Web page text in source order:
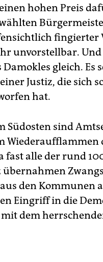
hohen Preis
fingierter
unvorstellbar.
gleich. Es
Justiz, die sich
hat.
Südosten sind
Wiederaufflammen
alle der rund
den Kommunen
Eingriff in die
dem